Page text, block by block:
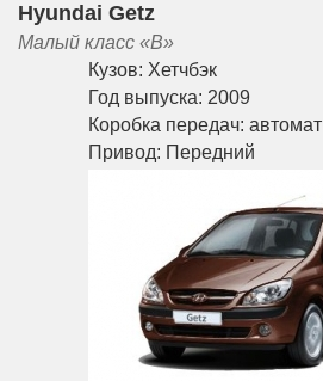
Hyundai Getz
Малый класс «B»
Кузов: Хетчбэк
Год выпуска: 2009
Коробка передач: автомат
Привод: Передний